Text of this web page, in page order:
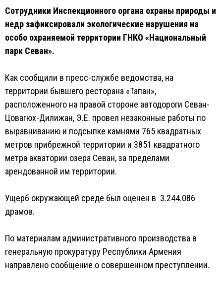
Сотрудники Инспекционного органа охраны природы и
недр зафиксировали экологические нарушения на
особо охраняемой территории ГНКО «Национальный
парк Севан».
Как сообщили в пресс-службе ведомства, на
территории бывшего ресторана «Тапан»,
расположенного на правой стороне автодороги Севан-
Цовагюх-Дилижан, Э.Е. провел незаконные работы по
выравниванию и подсыпке камнями 765 квадратных
метров прибрежной территории и 3851 квадратного
метра акватории озера Севан, за пределами
арендованной им территории.
Ущерб окружающей среде был оценен в 3.244.086
драмов.
По материалам административного производства в
генеральную прокуратуру Республики Армения
направлено сообщение о совершенном преступлении.